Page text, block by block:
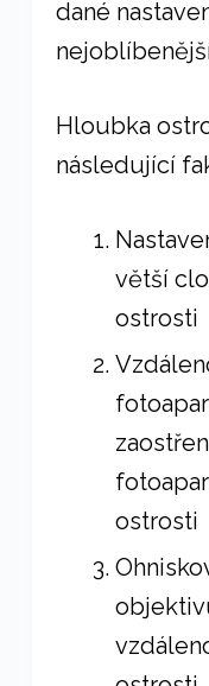
dané
Hloubka
následující
větší
ostrosti
ostrosti